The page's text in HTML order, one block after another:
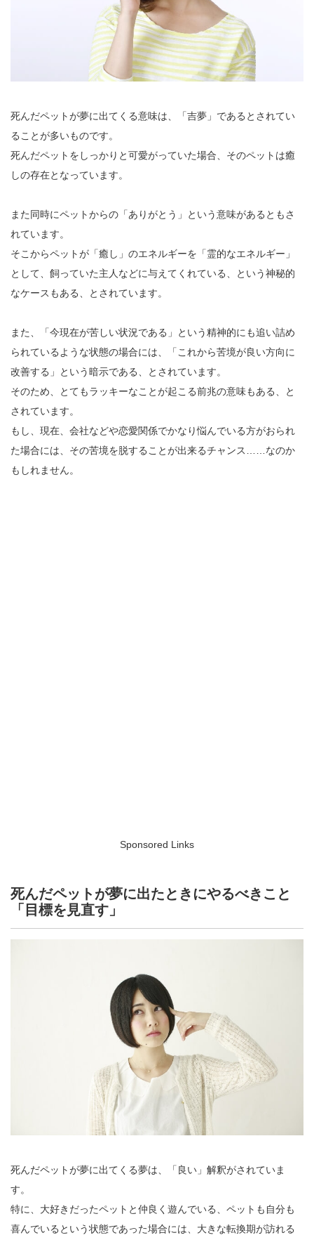
死んだペットが夢に出てくる意味は、「吉夢」であるとされてい
ることが多いものです。
死んだペットをしっかりと可愛がっていた場合、そのペットは癒
しの存在となっています。
また同時にペットからの「ありがとう」という意味があるともさ
れています。
そこからペットが「癒し」のエネルギーを「霊的なエネルギー」
として、飼っていた主人などに与えてくれている、という神秘的
なケースもある、とされています。
また、「今現在が苦しい状況である」という精神的にも追い詰め
られているような状態の場合には、「これから苦境が良い方向に
改善する」という暗示である、とされています。
そのため、とてもラッキーなことが起こる前兆の意味もある、と
されています。
もし、現在、会社などや恋愛関係でかなり悩んでいる方がおられ
た場合には、その苦境を脱することが出来るチャンス……なのか
もしれません。
Sponsored Links
死んだペットが夢に出たときにやるべきこと
「目標を見直す」
死んだペットが夢に出てくる夢は、「良い」解釈がされていま
す。
特に、大好きだったペットと仲良く遊んでいる、ペットも自分も
喜んでいるという状態であった場合には、大きな転換期が訪れる